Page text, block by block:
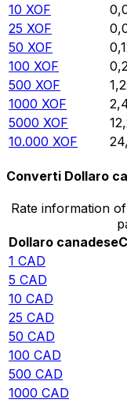
10 XOF
25 XOF
50 XOF
100 XOF
500 XOF
1000 XOF
5000 XOF
10.000 XOF
Converti Dollaro
Rate information
Dollaro canadese
1 CAD
5 CAD
10 CAD
25 CAD
50 CAD
100 CAD
500 CAD
1000 CAD